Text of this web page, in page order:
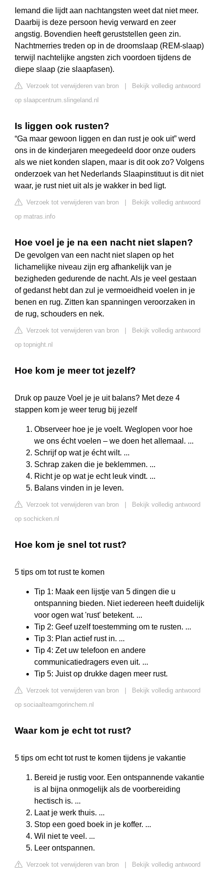
Iemand die lijdt aan nachtangsten weet dat niet meer.
Daarbij is deze persoon hevig verward en zeer
angstig. Bovendien heeft geruststellen geen zin.
Nachtmerries treden op in de droomslaap (REM-slaap)
terwijl nachtelijke angsten zich voordoen tijdens de
diepe slaap (zie slaapfasen).
Verzoek tot verwijderen van bron
Bekijk volledig antwoord
op slaapcentrum.slingeland.nl
Is liggen ook rusten?
“Ga maar gewoon liggen en dan rust je ook uit” werd
ons in de kinderjaren meegedeeld door onze ouders
als we niet konden slapen, maar is dit ook zo? Volgens
onderzoek van het Nederlands Slaapinstituut is dit niet
waar, je rust niet uit als je wakker in bed ligt.
Verzoek tot verwijderen van bron
Bekijk volledig antwoord
op matras.info
Hoe voel je je na een nacht niet slapen?
De gevolgen van een nacht niet slapen op het
lichamelijke niveau zijn erg afhankelijk van je
bezigheden gedurende de nacht. Als je veel gestaan
of gedanst hebt dan zul je vermoeidheid voelen in je
benen en rug. Zitten kan spanningen veroorzaken in
de rug, schouders en nek.
Verzoek tot verwijderen van bron
Bekijk volledig antwoord
op topnight.nl
Hoe kom je meer tot jezelf?
Druk op pauze Voel je je uit balans? Met deze 4
stappen kom je weer terug bij jezelf
Observeer hoe je je voelt. Weglopen voor hoe
we ons écht voelen – we doen het allemaal. ...
Schrijf op wat je écht wilt. ...
Schrap zaken die je beklemmen. ...
Richt je op wat je echt leuk vindt. ...
Balans vinden in je leven.
Verzoek tot verwijderen van bron
Bekijk volledig antwoord
op sochicken.nl
Hoe kom je snel tot rust?
5 tips om tot rust te komen
Tip 1: Maak een lijstje van 5 dingen die u
ontspanning bieden. Niet iedereen heeft duidelijk
voor ogen wat 'rust' betekent. ...
Tip 2: Geef uzelf toestemming om te rusten. ...
Tip 3: Plan actief rust in. ...
Tip 4: Zet uw telefoon en andere
communicatiedragers even uit. ...
Tip 5: Juist op drukke dagen meer rust.
Verzoek tot verwijderen van bron
Bekijk volledig antwoord
op sociaalteamgorinchem.nl
Waar kom je echt tot rust?
5 tips om echt tot rust te komen tijdens je vakantie
Bereid je rustig voor. Een ontspannende vakantie
is al bijna onmogelijk als de voorbereiding
hectisch is. ...
Laat je werk thuis. ...
Stop een goed boek in je koffer. ...
Wil niet te veel. ...
Leer ontspannen.
Verzoek tot verwijderen van bron
Bekijk volledig antwoord